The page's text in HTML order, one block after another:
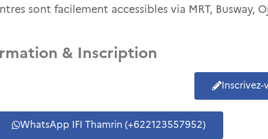
sont facilement accessibles via MRT, Busway,
& Inscription
Inscrivez-
WhatsApp IFI Thamrin (+622123557952)